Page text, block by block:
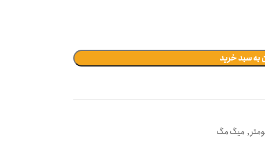
به سبد خرید
, میگ مگ